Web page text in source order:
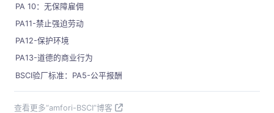
PA 10：无保障雇佣
PA11-禁止强迫劳动
PA12-保护环境
PA13-道德的商业行为
BSCI验厂标准：PA5-公平报酬
查看更多“amfori-BSCI”博客